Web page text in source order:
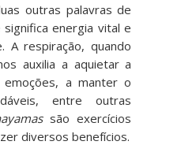
outras palavras de
energia vital e
respiração, quando
auxilia a aquietar a
a manter o
entre outras
são exercícios
diversos benefícios.